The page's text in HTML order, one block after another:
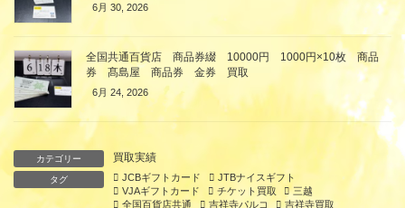
6月 30, 2026
全国共通百貨店 商品券綴 10000円 1000円×10枚 商品
券 髙島屋 商品券 金券 買取
6月 24, 2026
カテゴリー 買取実績
タグ JCBギフトカード
JTBナイスギフト
VJAギフトカード
チケット買取
三越
全国百貨店共通
吉祥寺パルコ
吉祥寺買取